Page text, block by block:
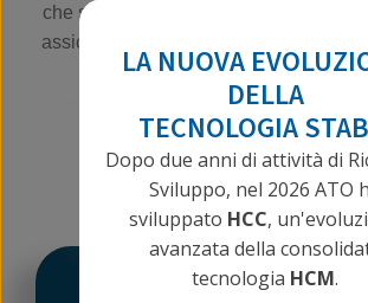
LA NUOVA
DELLA
TECNOLOGIA
Dopo due anni di attività di
Sviluppo, nel 2026 ATO
sviluppato HCC,
avanzata della
tecnologia HCM.
che soddisfano le esigenze specifiche
assicurando soluzioni personalizzate
Da prototipi a lotti di
PRECISIONE